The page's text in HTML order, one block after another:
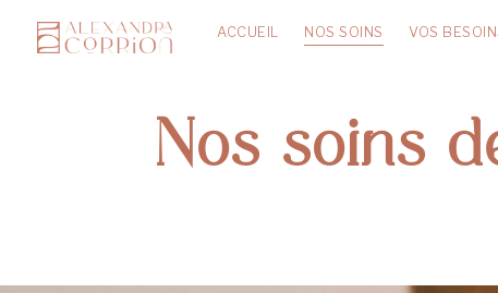
ACCUEIL NOS SOINS VOS
Nos soins